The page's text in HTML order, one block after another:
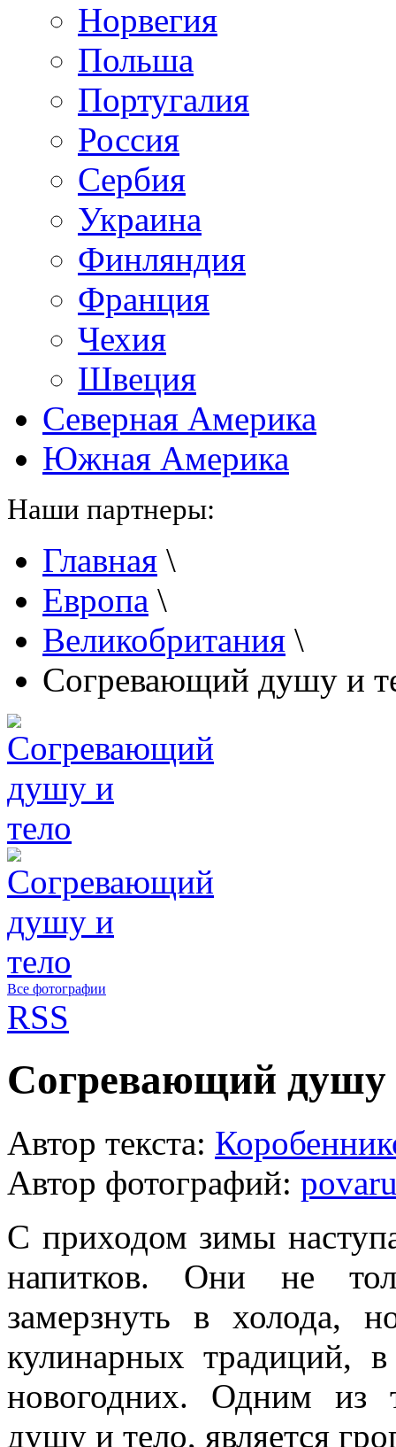
Норвегия
Польша
Португалия
Россия
Сербия
Украина
Финляндия
Франция
Чехия
Швеция
Северная Америка
Южная Америка
Наши партнеры:
Главная \
Европа \
Великобритания \
Согревающий душу и
Все фотографии
RSS
Согревающий душу
Автор текста:
Автор фотографий:
С приходом зимы
напитков. Они не
замерзнуть в холода,
кулинарных традиций,
новогодних. Одним из
душу и тело, является